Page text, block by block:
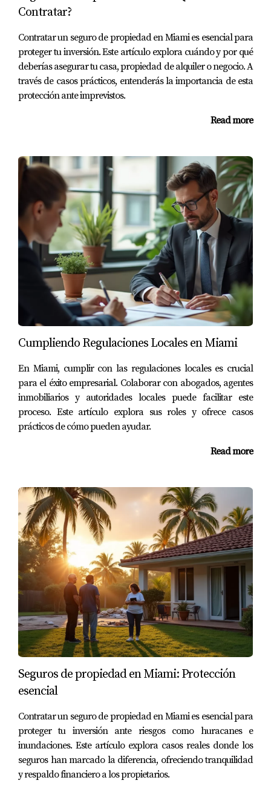
casa.
Este encuentro fue crucial. No solo obtuvieron
información sobre los requisitos actuales, sino también
sobre posibles cambios futuros en la regulación local que
podrían afectar sus planes.
Preguntas Frecuentes
¿Cuáles son los pasos iniciales para comprar
una propiedad en Miami?
Los pasos incluyen definir tu presupuesto, elegir una
ubicación y consultar con un agente inmobiliario o un
abogado especializado en bienes raíces.
¿Qué documentos necesito para comprar una
propiedad?
Generalmente, necesitarás identificación oficial,
con financiamiento si aplicas a un préstamo hipotecario.
¿Existen impuestos específicos al comprar
propiedad en Florida?
Sí, debes considerar el impuesto sobre transferencias y
otros impuestos locales que varían según el condado.
propiedad?
Puedes hacerlo consultando registros públicos en la
oficina del condado o usando servicios en línea que
ofrecen información detallada sobre propiedades.
¿Es necesario contratar un abogado para esta
transacción?
No es obligatorio, pero es altamente recomendable para
proteger tus intereses durante el proceso legal y
financiero.
Juan Mora es un experto en el campo inmobiliario con
años de experiencia en Miami. Si tienes preguntas o
contacto conmigo al(786) 443-5501.
Contratar?
Contratar un seguro de propiedad en Miami es esencial para
proteger tu inversión. Este artículo explora cuándo y por qué
deberías asegurar tu casa, propiedad de alquiler o negocio. A
través de casos prácticos, entenderás la importancia de esta
protección ante imprevistos.
Read more
Cumpliendo Regulaciones Locales en Miami
En Miami, cumplir con las regulaciones locales es crucial
para el éxito empresarial. Colaborar con abogados, agentes
inmobiliarios y autoridades locales puede facilitar este
proceso. Este artículo explora sus roles y ofrece casos
prácticos de cómo pueden ayudar.
Read more
Seguros de propiedad en Miami: Protección
esencial
Contratar un seguro de propiedad en Miami es esencial para
proteger tu inversión ante riesgos como huracanes e
inundaciones. Este artículo explora casos reales donde los
seguros han marcado la diferencia, ofreciendo tranquilidad
y respaldo financiero a los propietarios.